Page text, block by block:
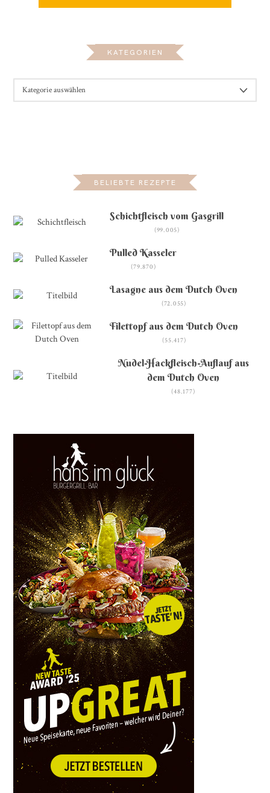
KATEGORIEN
BELIEBTE REZEPTE
Schichtfleisch vom Gasgrill
(99.005)
Pulled Kasseler
(79.870)
Lasagne aus dem Dutch Oven
(72.055)
Filettopf aus dem Dutch Oven
(55.417)
Nudel-Hackfleisch-Auflauf aus
dem Dutch Oven
(48.177)